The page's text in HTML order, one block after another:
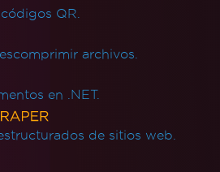
en la misma pestaña del
archivo PDF
de la vista previa de
QR.
archivos.
en .NET.
de sitios web.